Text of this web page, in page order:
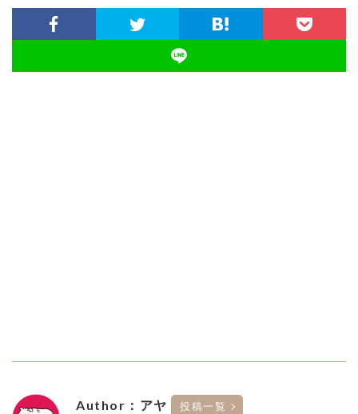
Author：アヤ 投稿一覧